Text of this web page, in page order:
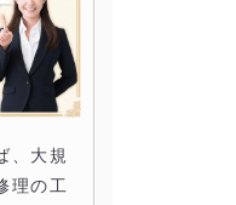
、大規
理の工